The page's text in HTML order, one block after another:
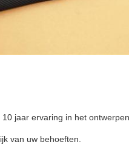
jaar ervaring in het
van uw behoeften.